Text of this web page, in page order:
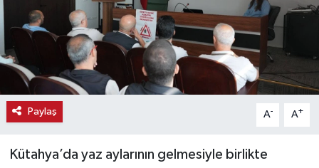
Paylaş A- A+
Kütahya’da yaz aylarının gelmesiyle birlikte
Kültür-Sanat
Magazin
Resmi İlanlar
Sağlık
Seri İlan